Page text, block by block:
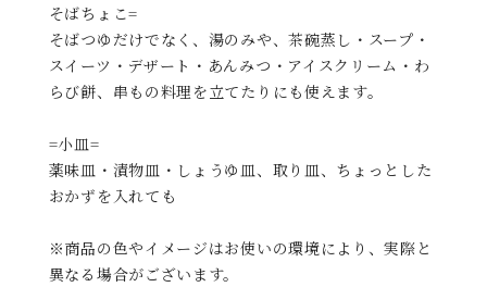
そばちょこ=
そばつゆだけでなく、湯のみや、茶碗蒸し・スープ・
スイーツ・デザート・あんみつ・アイスクリーム・わ
らび餅、串もの料理を立てたりにも使えます。
=小皿=
薬味皿・漬物皿・しょうゆ皿、取り皿、ちょっとした
おかずを入れても
※商品の色やイメージはお使いの環境により、実際と
異なる場合がございます。